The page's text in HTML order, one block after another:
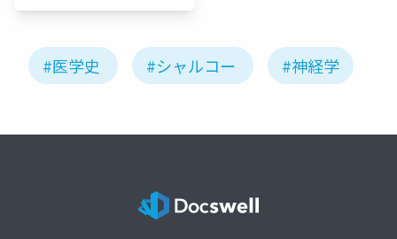
#医学史 #シャルコー #神経学